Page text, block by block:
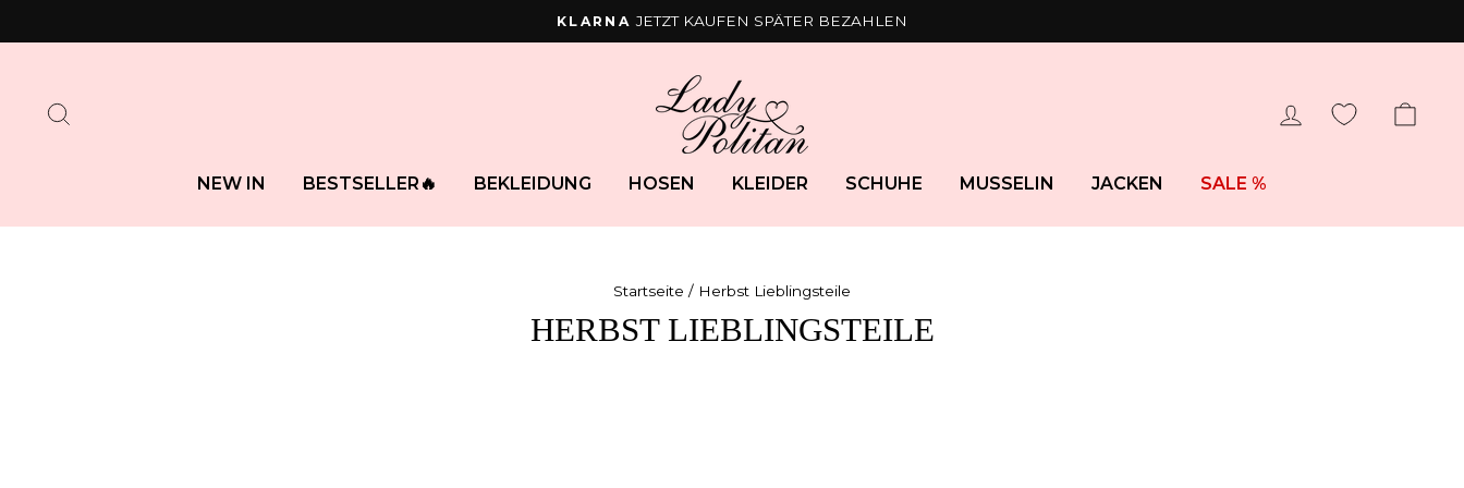
Pause
KLARNA JETZT KAUFEN SPÄTER BEZAHLEN
EINLOGGEN
NEW IN BESTSELLER🔥 BEKLEIDUNG HOSEN KLEIDER SCHUHE MUSSELIN JACKEN SALE %
Startseite / Herbst Lieblingsteile
HERBST LIEBLINGSTEILE